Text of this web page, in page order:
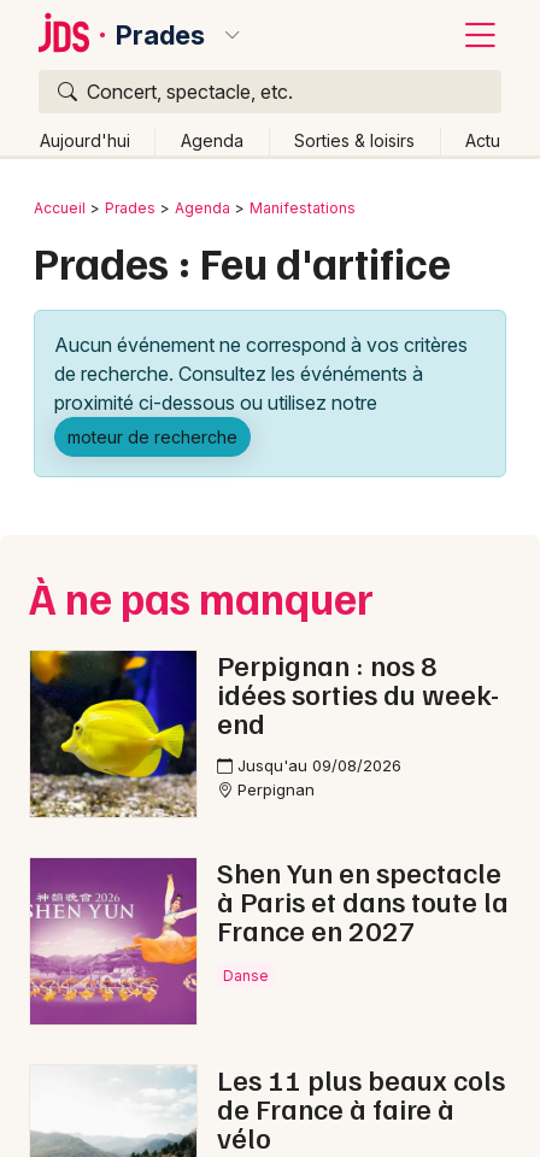
Prades
Concert, spectacle, etc.
Aujourd'hui Agenda Sorties & loisirs Actu
Publier un événement
Grands événements
Activité & Expérience
Manifestations
Spectacles
Concerts
Sports
Soirées
Sorties famille
Sorties & loisirs
Feu d'artifice dans les Pyrénées-Orientales
Feu d'artifice en Occitanie
Bordeaux
Lille
Lyon
Marseille
Nantes
Nice
Paris
Strasbourg
Toulouse
Retour
Accueil Prades Agenda Manifestations
Prades : Feu d'artifice
Aucun événement ne correspond à vos critères
de recherche. Consultez les événéments à
proximité ci-dessous ou utilisez notre
moteur de recherche
À ne pas manquer
Perpignan : nos 8
idées sorties du week-
end
Jusqu'au 09/08/2026
Perpignan
Shen Yun en spectacle
à Paris et dans toute la
France en 2027
Danse
Les 11 plus beaux cols
de France à faire à
vélo
Quoi ?
Où ?
Languedoc-Roussillon
Partout
Près de moi
Quand ?
Effacer les dates